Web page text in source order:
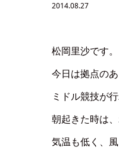
2014.08.27
松岡里沙です。
今日は拠点の
ミドル競技が
朝起きた時は
気温も低く、